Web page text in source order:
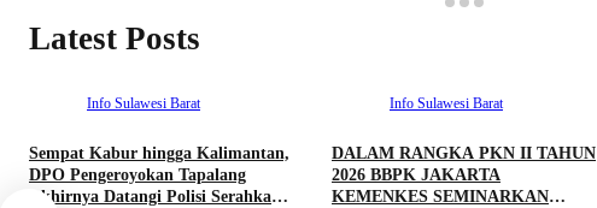
Latest Posts
Info Sulawesi Barat
Sempat Kabur hingga Kalimantan,
DPO Pengeroyokan Tapalang
Akhirnya Datangi Polisi Serahkan
Info Sulawesi Barat
DALAM RANGKA PKN II TAHUN
2026 BBPK JAKARTA
KEMENKES SEMINARKAN